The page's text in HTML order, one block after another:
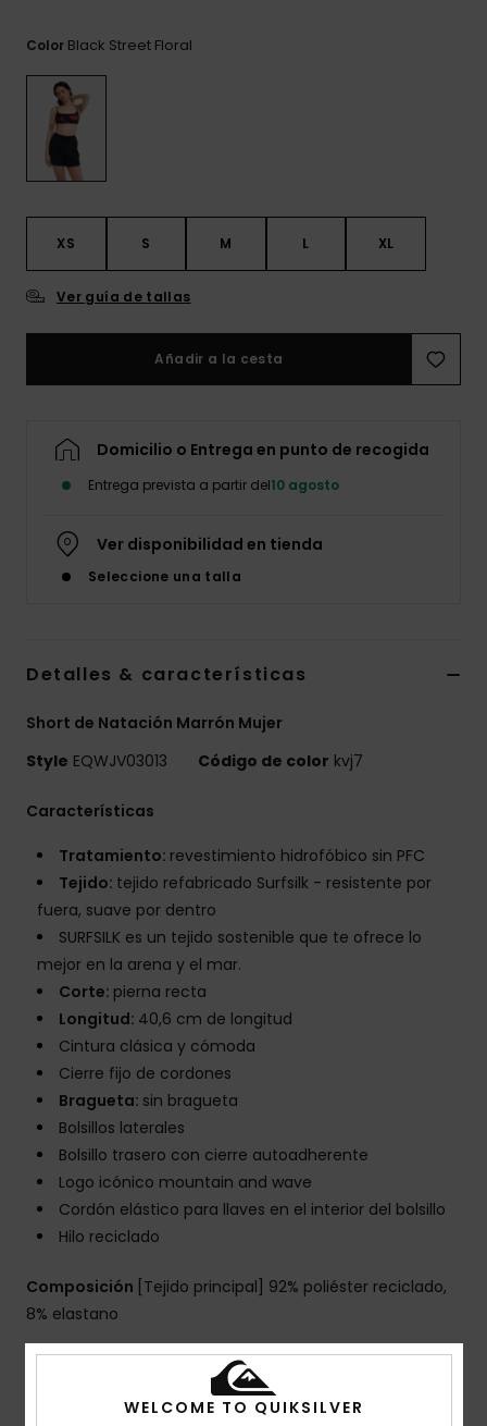
contacto.
Color Black Street Floral
XS S M L XL
Ver guía de tallas
Añadir a la cesta
Domicilio o Entrega en punto de recogida
Entrega prevista a partir del10 agosto
Ver disponibilidad en tienda
Seleccione una talla
Detalles & características
Short de Natación Marrón Mujer
Style EQWJV03013 Código de color kvj7
Características
Tratamiento: revestimiento hidrofóbico sin PFC
Tejido: tejido refabricado Surfsilk - resistente por
fuera, suave por dentro
SURFSILK es un tejido sostenible que te ofrece lo
mejor en la arena y el mar.
Corte: pierna recta
Longitud: 40,6 cm de longitud
Cintura clásica y cómoda
Cierre fijo de cordones
Bragueta: sin bragueta
Bolsillos laterales
Bolsillo trasero con cierre autoadherente
Logo icónico mountain and wave
Cordón elástico para llaves en el interior del bolsillo
Hilo reciclado
Composición [Tejido principal] 92% poliéster reciclado,
8% elastano
Envíos y Devoluciones
WELCOME TO QUIKSILVER